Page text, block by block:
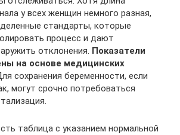
у всех женщин немного разная,
стандарты, которые
процесс и дают
отклонения. Показатели
на основе медицинских
сохранения беременности, если
могут срочно потребоваться
таблица с указанием нормальной